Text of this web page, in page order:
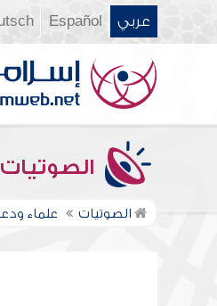
عربي Español
الصوتيات
الصوتيات علماء